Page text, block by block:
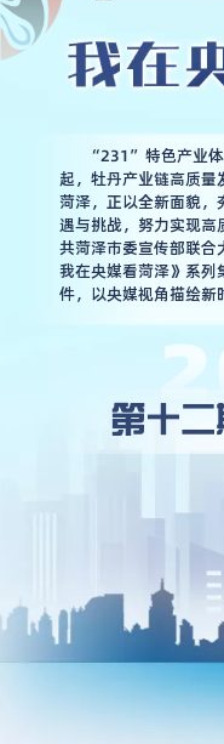
第十二
“231”特色产业
起，牡丹产业链高质
菏泽，正以全新面貌，
遇与挑战，努力实现高
共菏泽市委宣传部联
我在央媒看菏泽》系列
件，以央媒视角描绘